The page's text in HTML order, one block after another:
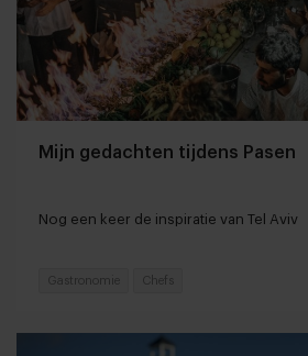
Mijn gedachten tijdens Pasen
Nog een keer de inspiratie van Tel Aviv
Gastronomie Chefs